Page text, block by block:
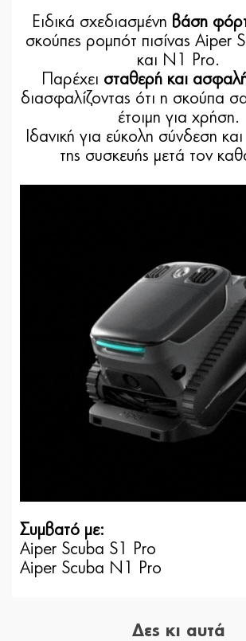
Ειδικά σχεδιασμένη βάση
σκούπες ρομπότ πισίνας Aiper
και N1 Pro.
Παρέχει σταθερή και
διασφαλίζοντας ότι η σκούπα
έτοιμη για χρήση.
Ιδανική για εύκολη σύνδεση
της συσκευής μετά τον
Συμβατό με:
Aiper Scuba S1 Pro
Aiper Scuba N1 Pro
Δες κι αυτά